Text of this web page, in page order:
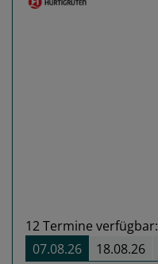
12Termine verfügbar:
07.08.26
18.08.26